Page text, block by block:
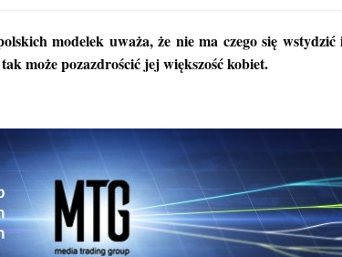
modelek uważa, że nie ma czego się
może pozazdrościć jej większość kobiet.